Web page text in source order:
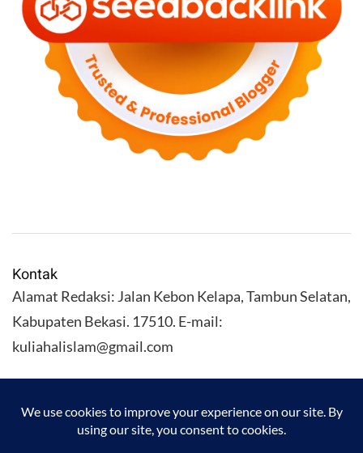
Kontak
Alamat Redaksi: Jalan Kebon Kelapa, Tambun Selatan,
Kabupaten Bekasi. 17510. E-mail:
kuliahalislam@gmail.com